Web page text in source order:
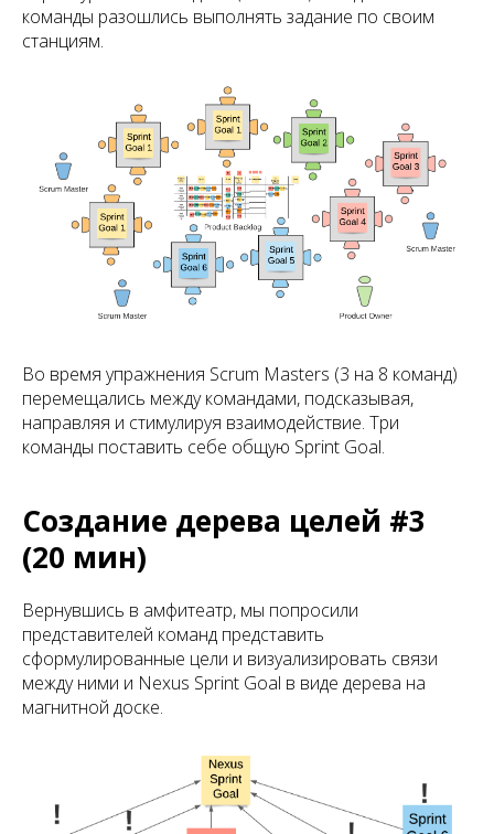
команды разошлись выполнять задание по своим
станциям.
Во время упражнения Scrum Masters (3 на 8 команд)
перемещались между командами, подсказывая,
направляя и стимулируя взаимодействие. Три
команды поставить себе общую Sprint Goal.
Создание дерева целей #3
(20 мин)
Вернувшись в амфитеатр, мы попросили
представителей команд представить
сформулированные цели и визуализировать связи
между ними и Nexus Sprint Goal в виде дерева на
магнитной доске.